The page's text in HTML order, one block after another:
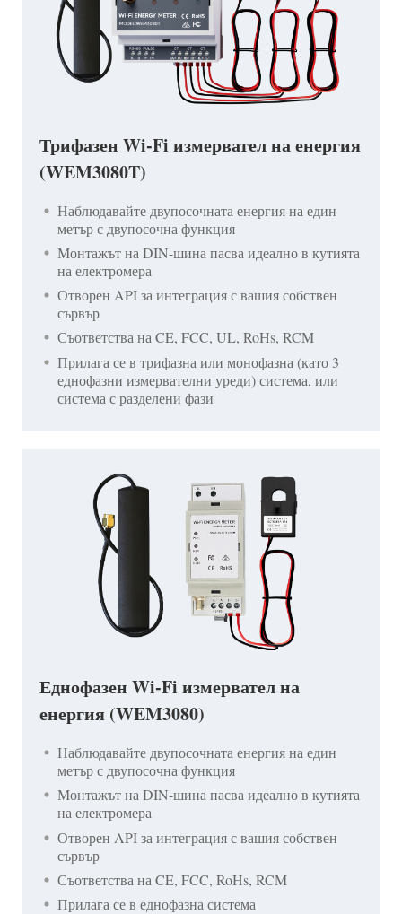
Трифазен Wi-Fi измервател на енергия
(WEM3080T)
Наблюдавайте двупосочната енергия на един
метър с двупосочна функция
Монтажът на DIN-шина пасва идеално в кутията
на електромера
Отворен API за интеграция с вашия собствен
сървър
Съответства на CE, FCC, UL, RoHs, RCM
Прилага се в трифазна или монофазна (като 3
еднофазни измервателни уреди) система, или
система с разделени фази
Еднофазен Wi-Fi измервател на
енергия (WEM3080)
Наблюдавайте двупосочната енергия на един
метър с двупосочна функция
Монтажът на DIN-шина пасва идеално в кутията
на електромера
Отворен API за интеграция с вашия собствен
сървър
Съответства на CE, FCC, RoHs, RCM
Прилага се в еднофазна система